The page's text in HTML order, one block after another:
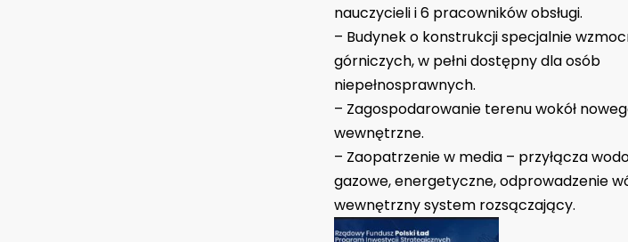
nauczycieli i 6 pracowników obsługi.
– Budynek o konstrukcji specjalnie
górniczych, w pełni dostępny dla osób
niepełnosprawnych.
– Zagospodarowanie terenu wokół
wewnętrzne.
– Zaopatrzenie w media – przyłącza
gazowe, energetyczne, odprowadzenie
wewnętrzny system rozsączający.